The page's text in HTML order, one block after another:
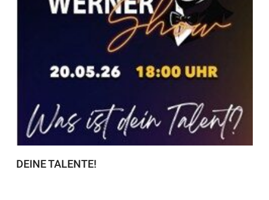
DEINE TALENTE!